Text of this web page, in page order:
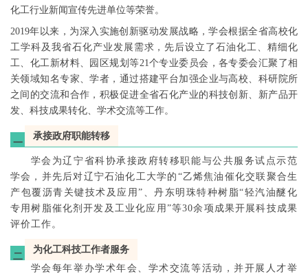
化工行业新闻宣传先进单位等荣誉。
2019年以来，为深入实施创新驱动发展战略，学会根据全省高校化
工学科及我省石化产业发展需求，先后设立了石油化工、精细化
工、化工新材料、园区规划等21个专业委员会，各专委会汇聚了相
关领域知名专家、学者，通过搭建平台加强企业与高校、科研院所
之间的交流和合作，积极促进全省石化产业的科技创新、新产品开
发、科技成果转化、学术交流等工作。
一
承接政府职能转移
学会为辽宁省科协承接政府转移职能与公共服务试点示范
学会，并先后对辽宁石油化工大学的“乙烯焦油催化交联聚合生
产包覆沥青关键技术及应用”、丹东明珠特种树脂“轻汽油醚化
专用树脂催化剂开发及工业化应用”等30余项成果开展科技成果
评价工作。
二
为化工科技工作者服务
学会每年举办学术年会、学术交流等活动，并开展人才举